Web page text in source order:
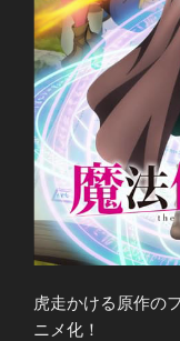
虎走かける原作の
ニメ化！